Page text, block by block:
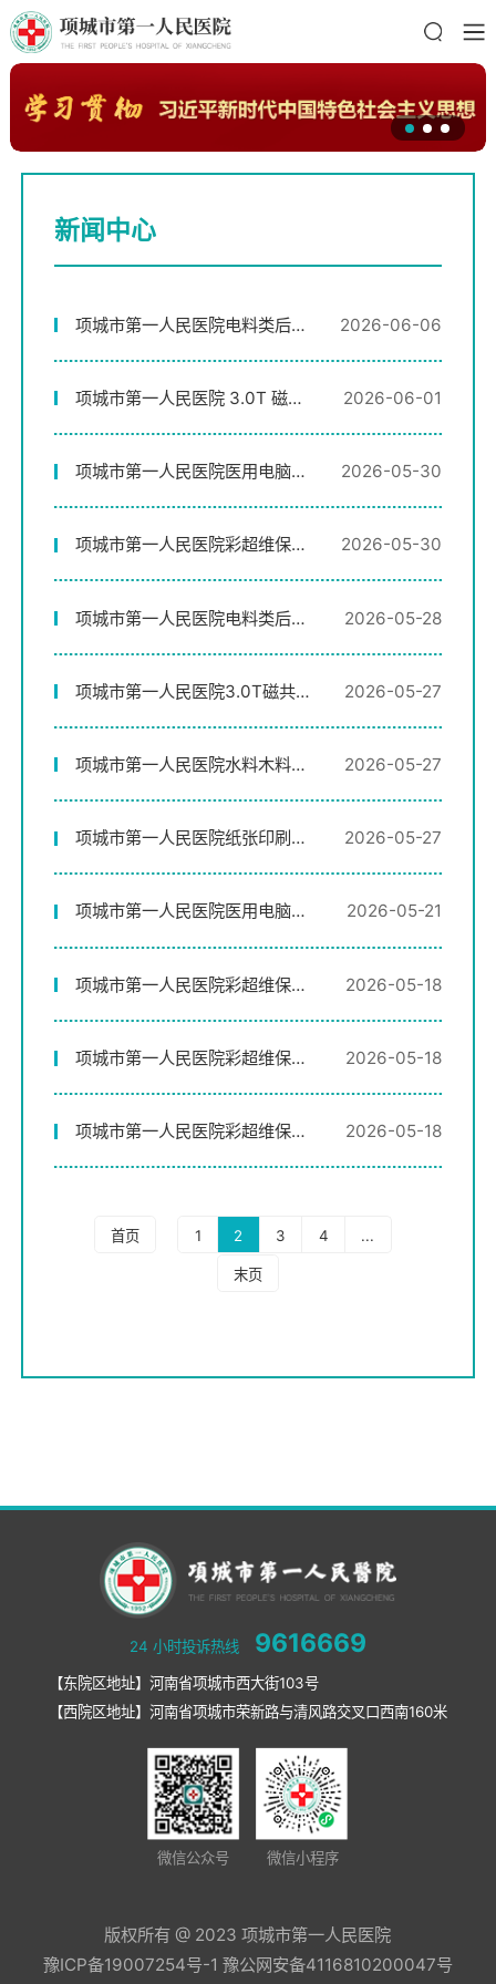
新闻中心
项城市第一人民医院电料类后勤
物资采购项目院内谈判采购结果
公示
2026-06-06
项城市第一人民医院 3.0T 磁共
振维修采购项目终止公告
2026-06-01
项城市第一人民医院医用电脑控
温仪采购项目院内谈判采购结果
公示
2026-05-30
项城市第一人民医院彩超维保服
务采购项目院内谈判采购结果公
示
2026-05-30
项城市第一人民医院电料类后勤
物资采购项目院内谈判采购公告
2026-05-28
项城市第一人民医院3.0T磁共振
维修采购项目院内谈判采购公告
2026-05-27
项城市第一人民医院水料木料类
后勤物资采购项目院内谈判采购
结果公示
2026-05-27
项城市第一人民医院纸张印刷品
类后勤物资采购项目院内谈判采
购结果公示
2026-05-27
项城市第一人民医院医用电脑控
温仪采购项目院内谈判采购公告
2026-05-21
项城市第一人民医院彩超维保服
务采购项目院内谈判采购公告
2026-05-18
项城市第一人民医院彩超维保服
务采购项目院内谈判采购公告
2026-05-18
项城市第一人民医院彩超维保服
务采购项目院内谈判采购公告
2026-05-18
首页 1 2 3 4 ...
末页
24 小时投诉热线 9616669
【东院区地址】河南省项城市西大街103号
【西院区地址】河南省项城市荣新路与清风路交叉口西南160米
微信公众号 微信小程序
版权所有 @ 2023 项城市第一人民医院
豫ICP备19007254号-1 豫公网安备4116810200047号